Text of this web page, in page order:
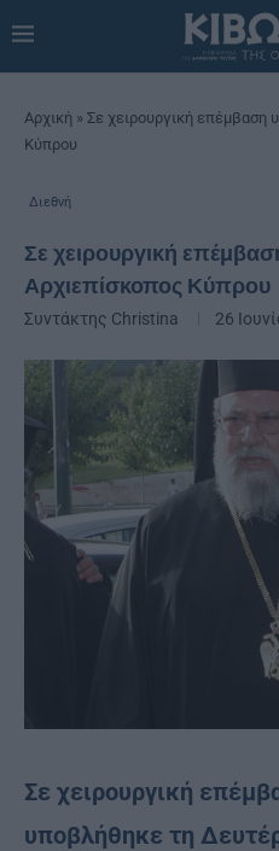
Αρχική » Σε χειρουργική επέμβαση
Κύπρου
Διεθνή
Σε χειρουργική
Αρχιεπίσκοπος Κύπρου
Συντάκτης Christina 26
Σε χειρουργική
υποβλήθηκε τη